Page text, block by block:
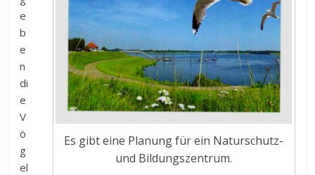
Es gibt eine Planung für ein Naturschutz-
und Bildungszentrum.
e
b
e
n
di
e
V
ö
g
el